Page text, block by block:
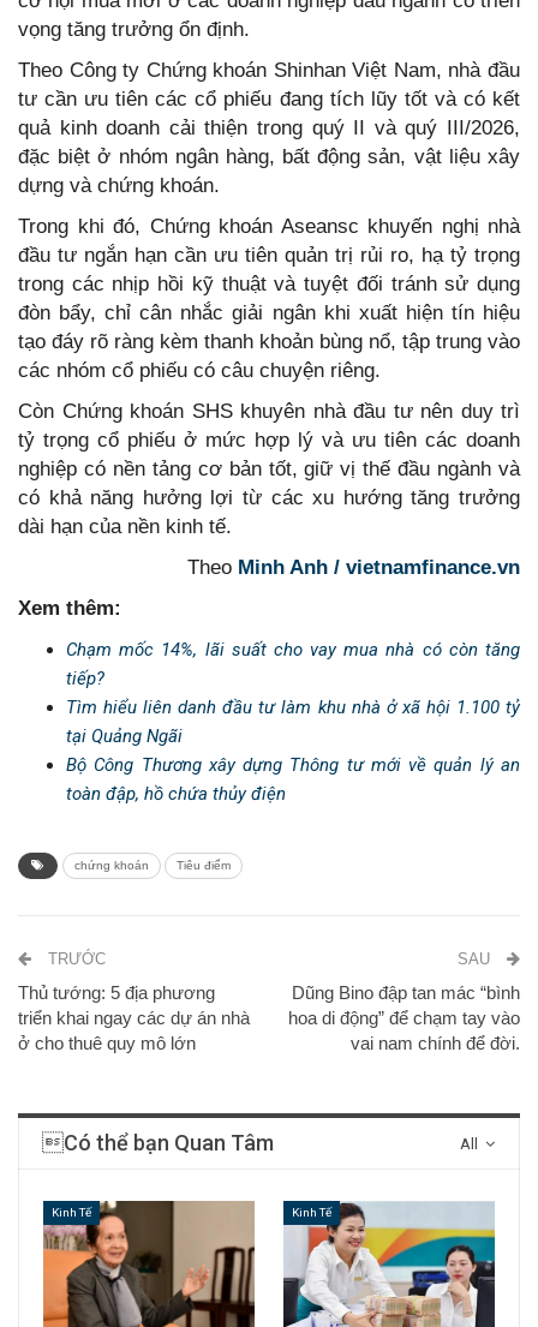
vọng tăng trưởng ổn định.
Theo Công ty Chứng khoán Shinhan Việt Nam, nhà đầu
tư cần ưu tiên các cổ phiếu đang tích lũy tốt và có kết
quả kinh doanh cải thiện trong quý II và quý III/2026,
đặc biệt ở nhóm ngân hàng, bất động sản, vật liệu xây
dựng và chứng khoán.
Trong khi đó, Chứng khoán Aseansc khuyến nghị nhà
đầu tư ngắn hạn cần ưu tiên quản trị rủi ro, hạ tỷ trọng
trong các nhịp hồi kỹ thuật và tuyệt đối tránh sử dụng
đòn bẩy, chỉ cân nhắc giải ngân khi xuất hiện tín hiệu
tạo đáy rõ ràng kèm thanh khoản bùng nổ, tập trung vào
các nhóm cổ phiếu có câu chuyện riêng.
Còn Chứng khoán SHS khuyên nhà đầu tư nên duy trì
tỷ trọng cổ phiếu ở mức hợp lý và ưu tiên các doanh
nghiệp có nền tảng cơ bản tốt, giữ vị thế đầu ngành và
có khả năng hưởng lợi từ các xu hướng tăng trưởng
dài hạn của nền kinh tế.
Theo Minh Anh / vietnamfinance.vn
Xem thêm:
Chạm mốc 14%, lãi suất cho vay mua nhà có còn tăng
tiếp?
Tìm hiểu liên danh đầu tư làm khu nhà ở xã hội 1.100 tỷ
tại Quảng Ngãi
Bộ Công Thương xây dựng Thông tư mới về quản lý an
toàn đập, hồ chứa thủy điện
chứng khoán Tiêu điểm
TRƯỚC
Thủ tướng: 5 địa phương
triển khai ngay các dự án nhà
ở cho thuê quy mô lớn
SAU
Dũng Bino đập tan mác “bình
hoa di động” để chạm tay vào
vai nam chính để đời.
All
Có thể bạn Quan Tâm
Kinh Tế Kinh Tế